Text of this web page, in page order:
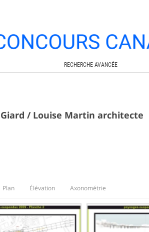
RECHERCHE AVANCÉE
/ Louise Martin architecte
Plan Élévation Axonométrie